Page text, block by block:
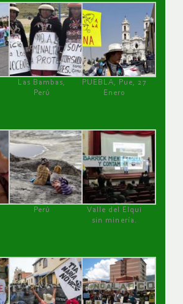
Las Bambas,
Perú
PUEBLA, Pue, 27
Enero
Perú
Valle del Elqui
sin minería.